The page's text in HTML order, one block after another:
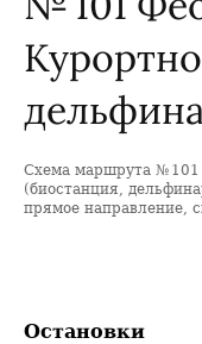
+
−
Схема маршрута № 101
(биостанция,
прямое направление,
Остановки